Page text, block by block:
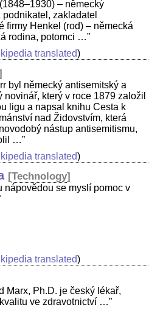
– německý
zakladatel
firmy Henkel (rod) – německá
rodina, potomci …”
translated)
byl německý antisemitský a
novinář, který v roce 1879 založil
ligu a napsal knihu Cesta k
nad Židovstvím, která
nástup antisemitismu,
…”
translated)
[Technology]
nápovědou se myslí pomoc v
translated)
Marx, Ph.D. je český lékař,
ve zdravotnictví …”